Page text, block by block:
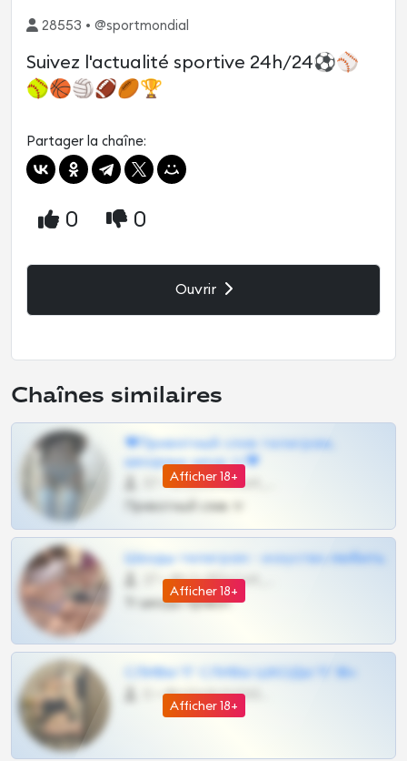
28553 • @sportmondial
Suivez l'actualité sportive 24h/24⚽⚾
🥎🏀🏐🏈🏉🏆
Partager la chaîne:
0 0
Ouvrir
Chaînes similaires
Afficher 18+
❤Приватный слив телеграм,
шкодных шкур тг❤
57 •
Приватный слив тг
Afficher 18+
Шкоды телеграм - искуство любить
27 •
Тг шкоды приват
Afficher 18+
СЛИВЫ ТГ СЛИВЫ ШКОДЫ ТГ 18+
0 •